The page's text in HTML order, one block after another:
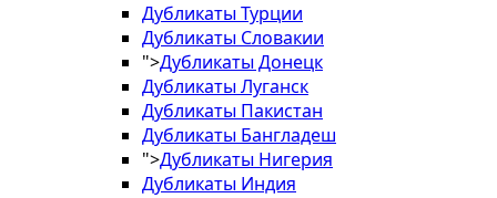
Дубликаты Турции
Дубликаты Словакии
">Дубликаты Донецк
Дубликаты Луганск
Дубликаты Пакистан
Дубликаты Бангладеш
">Дубликаты Нигерия
Дубликаты Индия